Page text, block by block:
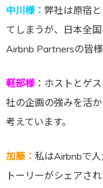
中川様： 弊社は原宿
てしまうが、日本全
Airbnb Partnersの皆様
軽部様 ： ホストとゲ
社の企画の強みを活
考えています。
加藤： 私はAirbnbで
トーリーがシェアさ